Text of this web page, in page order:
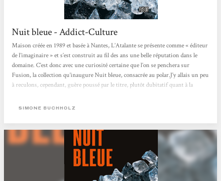
Nuit bleue - Addict-Culture
Maison créée en 1989 et basée à Nantes, L’Atalante se présente comme « éditeur
de l’imaginaire » et s’est construit au fil des ans une belle réputation dans le
domaine. C’est donc avec une curiosité certaine que l’on se penchera sur
Fusion, la collection qu’inaugure Nuit bleue, consacrée au polar.J’y allais un peu
à reculons, cependant, guère poussé par le titre, plutôt dubitatif quant à la
s’imposant à mon esprit...
SIMONE BUCHHOLZ